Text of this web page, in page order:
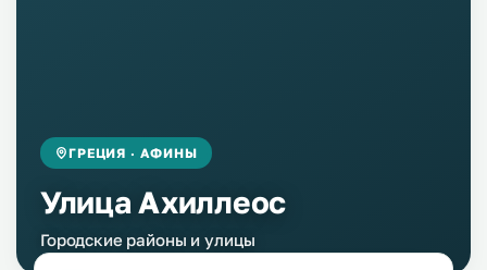
ГРЕЦИЯ · АФИНЫ
Улица Ахиллеос
Городские районы и улицы